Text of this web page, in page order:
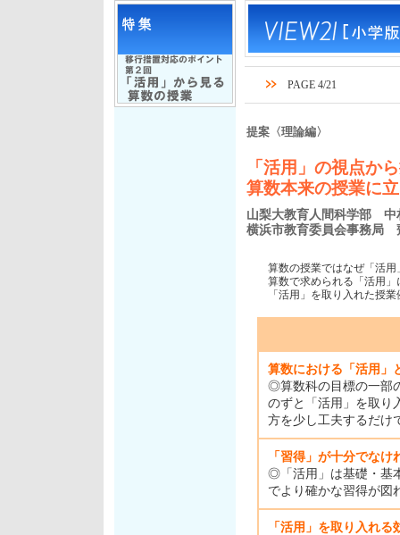
PAGE 4/21
提案〈理論編〉
「活用」の視点か
算数本来の授業に
山梨大教育人間科学部 中
横浜市教育委員会事務局
算数の授業ではなぜ「活
算数で求められる「活用
「活用」を取り入れた授
算数における「活用」
◎算数科の目標の一部
のずと「活用」を取り
方を少し工夫するだけ
「習得」が十分でな
◎「活用」は基礎・基
でより確かな習得が図
「活用」を取り入れ